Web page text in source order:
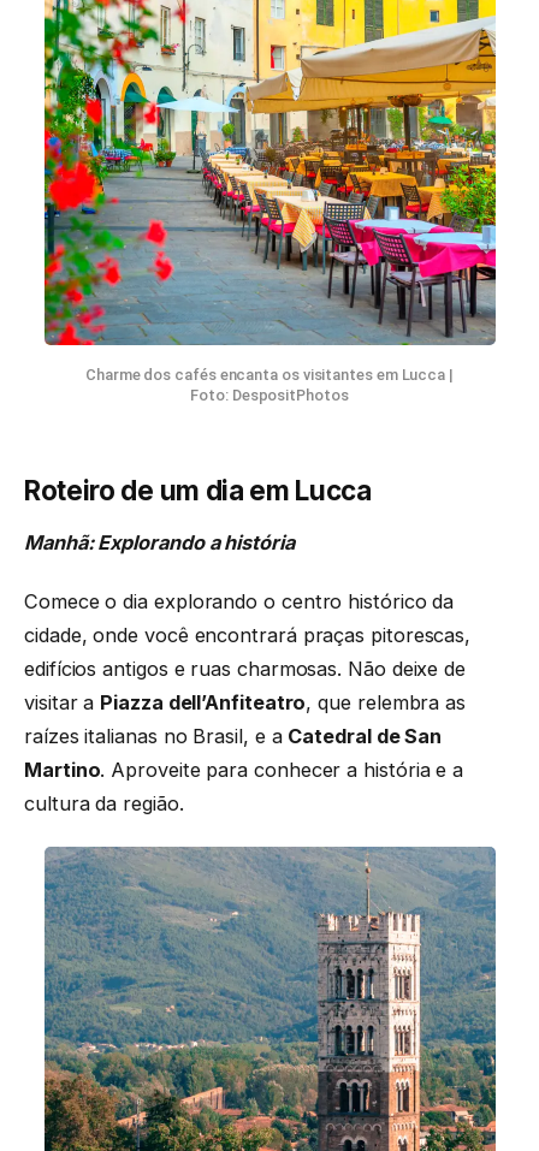
Charme dos cafés encanta os visitantes em Lucca |
Foto: DespositPhotos
Roteiro de um dia em Lucca
Manhã: Explorando a história
Comece o dia explorando o centro histórico da
cidade, onde você encontrará praças pitorescas,
edifícios antigos e ruas charmosas. Não deixe de
visitar a Piazza dell’Anfiteatro, que relembra as
raízes italianas no Brasil, e a Catedral de San
Martino. Aproveite para conhecer a história e a
cultura da região.